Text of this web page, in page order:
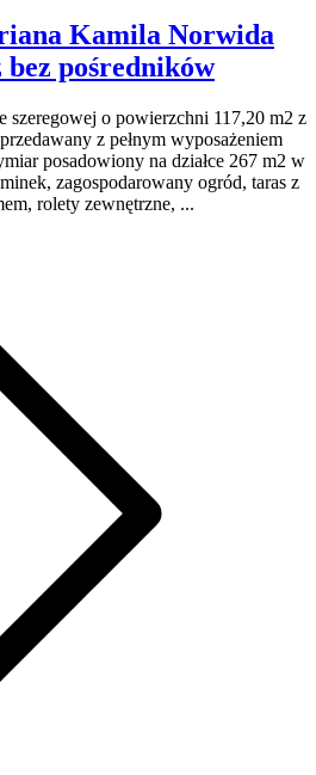
Kamila Norwida
bez pośredników
o powierzchni 117,20 m2 z
z pełnym wyposażeniem
posadowiony na działce 267 m2 w
zagospodarowany ogród, taras z
rolety zewnętrzne, ...